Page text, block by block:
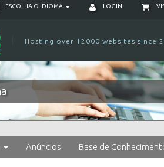
ESCOLHA O IDIOMA LOGIN
Hosting over 12000 websites since
Anúncios Base de